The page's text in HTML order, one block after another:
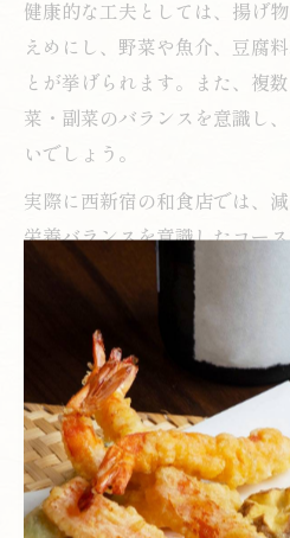
健康的な工夫としては、揚げ
えめにし、野菜や魚介、豆腐
とが挙げられます。また、複
菜・副菜のバランスを意識し
いでしょう。
実際に西新宿の和食店では、
栄養バランスを意識したコー
ーが増えています。外食でも
掛けることで、無理なく健康
和食ディナーで感じる身体へ
一日の終わりに西新宿で和食
心身ともにリラックスしなが
を取ることができます。旬の
体へのやさしさを感じさせてく